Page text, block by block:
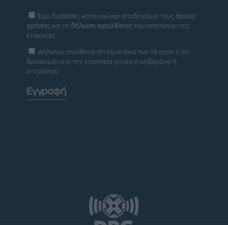
Έχω διαβάσει, κατανοώ και αποδέχομαι τους όρους
χρήσης και τη δήλωση εχεμύθειας του ιστοτόπου της
εταιρείας
Δηλώνω υπεύθυνα ότι είμαι άνω των 18 ετών ή ότι
βρίσκομαι υπό την εποπτεία γονέα ή κηδεμόνα ή
επιτρόπου
Εγγραφή